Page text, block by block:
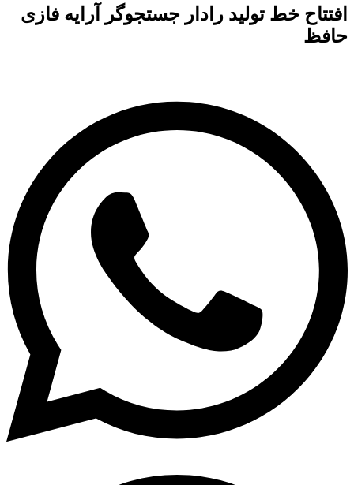
افتتاح خط تولید رادار جستجوگر آرایه فازی
حافظ